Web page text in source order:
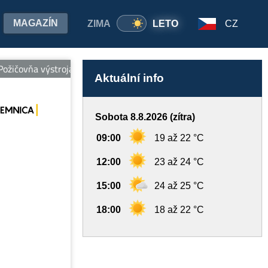
ZIMA LETO
MAGAZÍN CZ
výstroja v Relax centre: 0917 815 259. Pri zapožičaní
Aktuální info
Sobota 8.8.2026 (zítra)
09:00 19 až 22 °C
12:00 23 až 24 °C
15:00 24 až 25 °C
18:00 18 až 22 °C